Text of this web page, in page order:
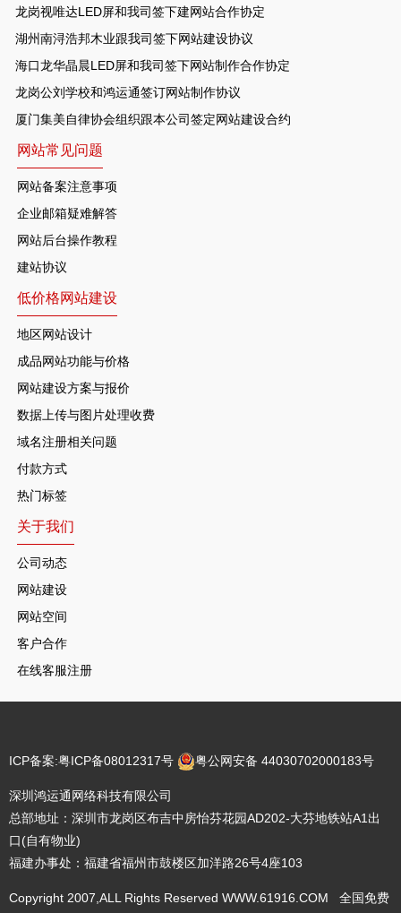
龙岗视唯达LED屏和我司签下建网站合作协定
湖州南浔浩邦木业跟我司签下网站建设协议
海口龙华晶晨LED屏和我司签下网站制作合作协定
龙岗公刘学校和鸿运通签订网站制作协议
厦门集美自律协会组织跟本公司签定网站建设合约
网站常见问题
网站备案注意事项
企业邮箱疑难解答
网站后台操作教程
建站协议
低价格网站建设
地区网站设计
成品网站功能与价格
网站建设方案与报价
数据上传与图片处理收费
域名注册相关问题
付款方式
热门标签
关于我们
公司动态
网站建设
网站空间
客户合作
在线客服注册
ICP备案:粤ICP备08012317号 粤公网安备 44030702000183号
深圳鸿运通网络科技有限公司
总部地址：深圳市龙岗区布吉中房怡芬花园AD202-大芬地铁站A1出
口(自有物业)
福建办事处：福建省福州市鼓楼区加洋路26号4座103
Copyright 2007,ALL Rights Reserved WWW.61916.COM 全国免费